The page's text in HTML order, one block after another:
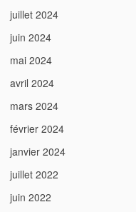
juillet 2024
juin 2024
mai 2024
avril 2024
mars 2024
février 2024
janvier 2024
juillet 2022
juin 2022